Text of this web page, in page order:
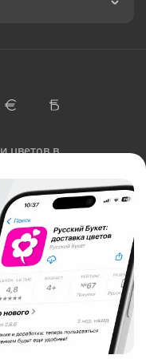
цветов в
«Технология»
ул. Ипподромская,